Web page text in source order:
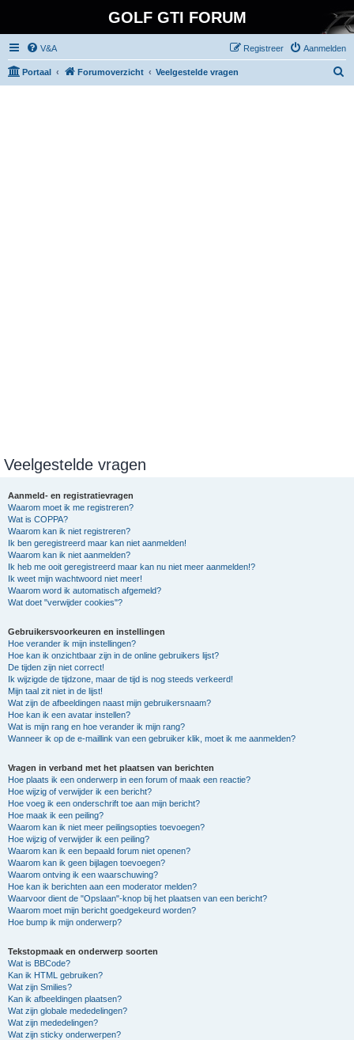
GOLF GTI FORUM
V&A Aanmelden
Registreer
Portaal Forumoverzicht Veelgestelde vragen
Veelgestelde vragen
Aanmeld- en registratievragen
Waarom moet ik me registreren?
Wat is COPPA?
Waarom kan ik niet registreren?
Ik ben geregistreerd maar kan niet aanmelden!
Waarom kan ik niet aanmelden?
Ik heb me ooit geregistreerd maar kan nu niet meer aanmelden!?
Ik weet mijn wachtwoord niet meer!
Waarom word ik automatisch afgemeld?
Wat doet "verwijder cookies"?
Gebruikersvoorkeuren en instellingen
Hoe verander ik mijn instellingen?
Hoe kan ik onzichtbaar zijn in de online gebruikers lijst?
De tijden zijn niet correct!
Ik wijzigde de tijdzone, maar de tijd is nog steeds verkeerd!
Mijn taal zit niet in de lijst!
Wat zijn de afbeeldingen naast mijn gebruikersnaam?
Hoe kan ik een avatar instellen?
Wat is mijn rang en hoe verander ik mijn rang?
Wanneer ik op de e-maillink van een gebruiker klik, moet ik me aanmelden?
Vragen in verband met het plaatsen van berichten
Hoe plaats ik een onderwerp in een forum of maak een reactie?
Hoe wijzig of verwijder ik een bericht?
Hoe voeg ik een onderschrift toe aan mijn bericht?
Hoe maak ik een peiling?
Waarom kan ik niet meer peilingsopties toevoegen?
Hoe wijzig of verwijder ik een peiling?
Waarom kan ik een bepaald forum niet openen?
Waarom kan ik geen bijlagen toevoegen?
Waarom ontving ik een waarschuwing?
Hoe kan ik berichten aan een moderator melden?
Waarvoor dient de "Opslaan"-knop bij het plaatsen van een bericht?
Waarom moet mijn bericht goedgekeurd worden?
Hoe bump ik mijn onderwerp?
Tekstopmaak en onderwerp soorten
Wat is BBCode?
Kan ik HTML gebruiken?
Wat zijn Smilies?
Kan ik afbeeldingen plaatsen?
Wat zijn globale mededelingen?
Wat zijn mededelingen?
Wat zijn sticky onderwerpen?